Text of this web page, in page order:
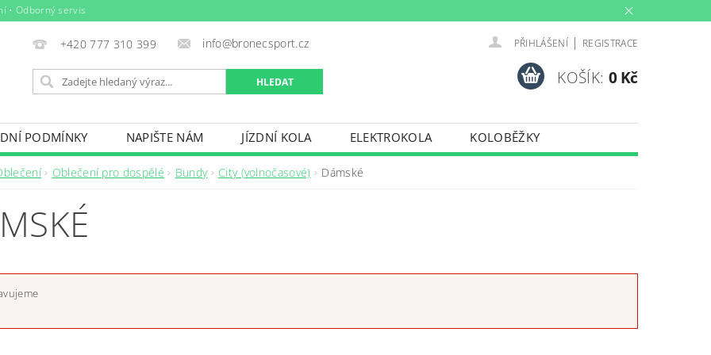
• Odborný servis
+420 777 310 399 info@bronecsport.cz PŘIHLÁŠENÍ | REGISTRACE
KOŠÍK: 0 Kč
PODMÍNKY NAPIŠTE NÁM JÍZDNÍ KOLA ELEKTROKOLA
KOLOBĚŽKY
DOPLŇKY TRETRY OBLEČENÍ BIO POTRAVINY
BAZÉNY
Oblečení pro dospělé Bundy City (volnočasové) Dámské